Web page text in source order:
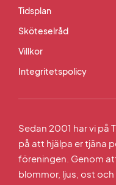
Tidsplan
Sköteselråd
Villkor
Integritetspolicy
Sedan 2001 har vi på
på att hjälpa er tjäna
föreningen. Genom
blommor, ljus, ost